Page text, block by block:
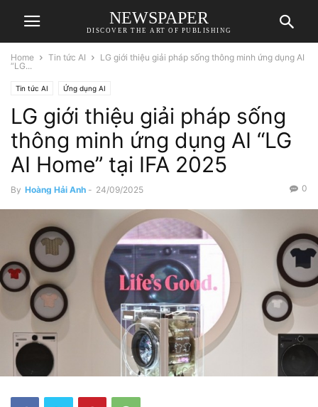
NEWSPAPER
DISCOVER THE ART OF PUBLISHING
Home Tin tức AI
LG giới thiệu giải pháp sống thông minh ứng dụng AI
“LG...
Tin tức AI Ứng dụng AI
LG giới thiệu giải pháp sống
thông minh ứng dụng AI “LG
AI Home” tại IFA 2025
By Hoàng Hải Anh - 24/09/2025 0